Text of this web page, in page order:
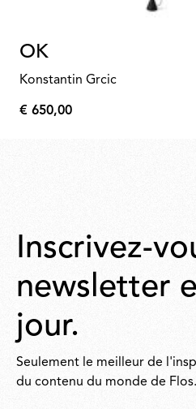
OK
Konstantin Grcic
€
€ 650,00
Inscrivez-
newsletter
jour.
Seulement le meilleur de
du contenu du monde de Flos.